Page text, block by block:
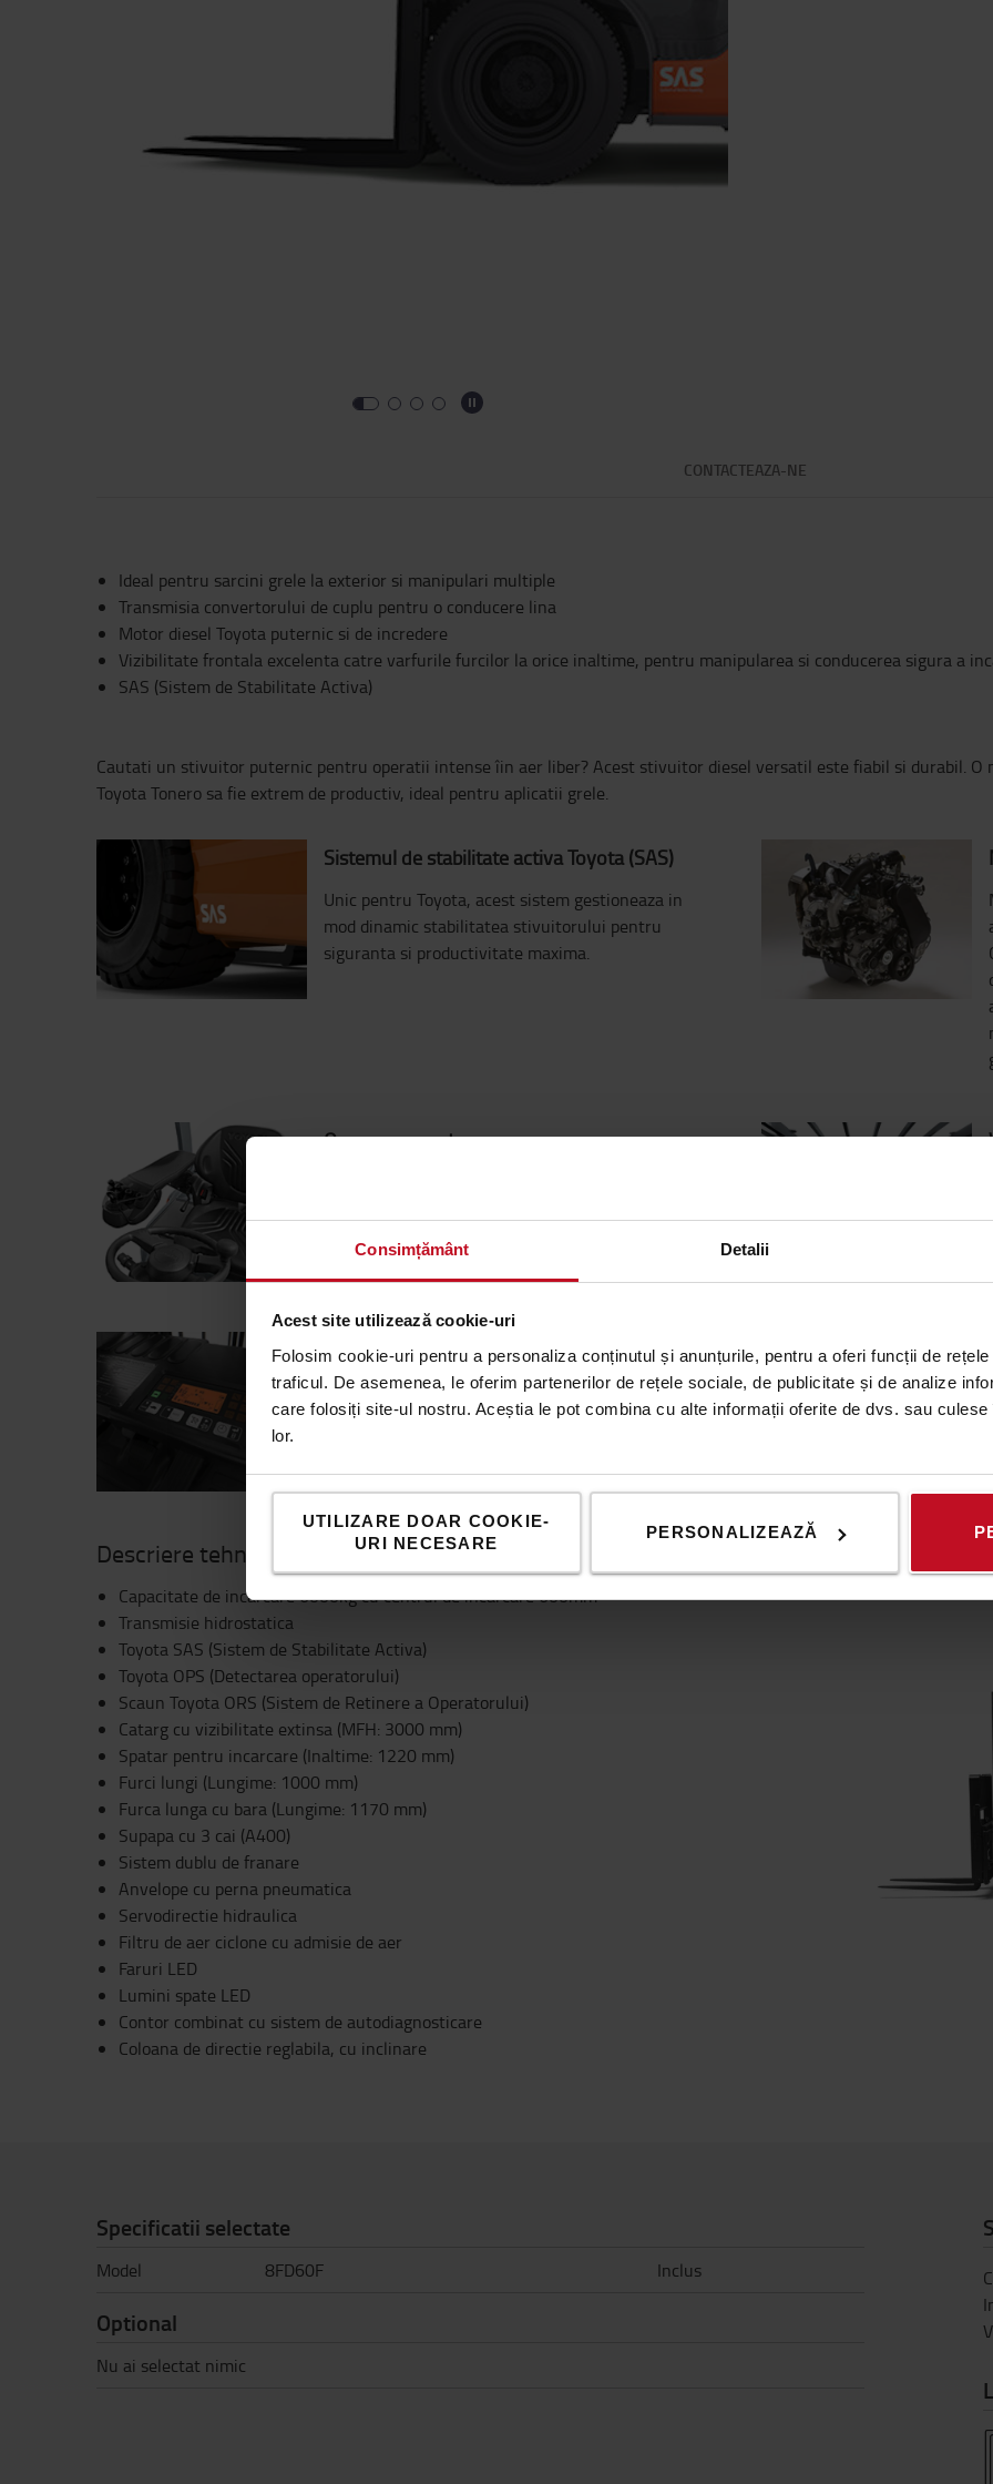
Consimțământ Detalii
Acest site utilizează cookie-uri
Folosim cookie-uri pentru a personaliza conținutul și anunțurile, pentru a oferi funcții de
traficul. De asemenea, le oferim partenerilor de rețele sociale, de publicitate și de analize
care folosiți site-ul nostru. Aceștia le pot combina cu alte informații oferite de dvs. sau
lor.
UTILIZARE DOAR COOKIE-
URI NECESARE
PERSONALIZEAZĂ
CONTACTEAZA-NE
Ideal pentru sarcini grele la exterior si manipulari multiple
Transmisia convertorului de cuplu pentru o conducere lina
Motor diesel Toyota puternic si de incredere
Vizibilitate frontala excelenta catre varfurile furcilor la orice inaltime, pentru manipularea si conducerea sigura a
SAS (Sistem de Stabilitate Activa)
Cautati un stivuitor puternic pentru operatii intense îin aer liber? Acest stivuitor diesel versatil este fiabil si durabil. O
Toyota Tonero sa fie extrem de productiv, ideal pentru aplicatii grele.
Sistemul de stabilitate activa Toyota (SAS)
Unic pentru Toyota, acest sistem gestioneaza in
mod dinamic stabilitatea stivuitorului pentru
siguranta si productivitate maxima.
Operare comoda
ergonomica.
Afisaj multifunctional
Afisajul tabloului de bord este usor si intuitiv.
Comenzile sunt toate integrate intr-un singur loc,
si confortul operatorilor.
Descriere tehnica
Capacitate de incarcare 6000kg cu centrul de incarcare 600mm
Transmisie hidrostatica
Toyota SAS (Sistem de Stabilitate Activa)
Toyota OPS (Detectarea operatorului)
Scaun Toyota ORS (Sistem de Retinere a Operatorului)
Catarg cu vizibilitate extinsa (MFH: 3000 mm)
Spatar pentru incarcare (Inaltime: 1220 mm)
Furci lungi (Lungime: 1000 mm)
Furca lunga cu bara (Lungime: 1170 mm)
Supapa cu 3 cai (A400)
Sistem dublu de franare
Anvelope cu perna pneumatica
Servodirectie hidraulica
Filtru de aer ciclone cu admisie de aer
Faruri LED
Lumini spate LED
Contor combinat cu sistem de autodiagnosticare
Coloana de directie reglabila, cu inclinare
Specificatii selectate
Model 8FD60F Inclus
Optional
Nu ai selectat nimic